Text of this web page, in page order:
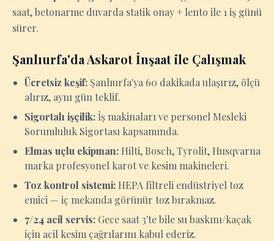
saat, betonarme duvarda statik onay + lento ile 1 iş günü
sürer.
Şanlıurfa'da Askarot İnşaat ile Çalışmak
Ücretsiz keşif: Şanlıurfa'ya 60 dakikada ulaşırız, ölçü
alırız, aynı gün teklif.
Sigortalı işçilik: İş makinaları ve personel Mesleki
Sorumluluk Sigortası kapsamında.
Elmas uçlu ekipman: Hilti, Bosch, Tyrolit, Husqvarna
marka profesyonel karot ve kesim makineleri.
Toz kontrol sistemi: HEPA filtreli endüstriyel toz
emici — iç mekanda görünür toz bırakmaz.
7/24 acil servis: Gece saat 3'te bile su baskını/kaçak
için acil kesim çağrılarını kabul ederiz.